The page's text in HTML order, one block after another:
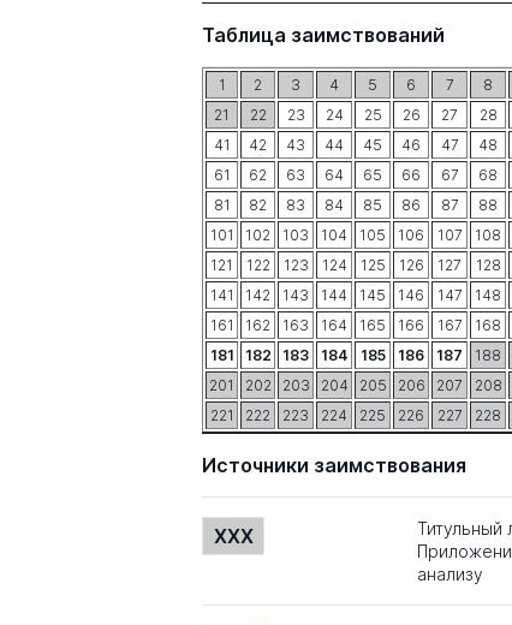
Таблица заимствований
1 2 3 4 5 6 7 8
21
22 23 24 25 26 27 28
41
42 43 44 45 46 47 48
61
62 63 64 65 66 67 68
81
82 83 84 85 86 87 88
101
102 103 104 105 106 107 108
121
122 123 124 125 126 127 128
141
142 143 144 145 146 147 148
161
162 163 164 165 166 167 168
181
182 183 184 185 186 187 188
201
202 203 204 205 206 207 208
221
222 223 224 225 226 227 228
Источники заимствования
XXX
Титульный
анализу